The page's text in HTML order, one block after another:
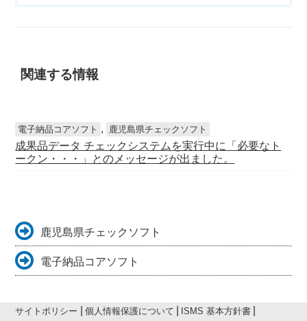
関連する情報
電子納品コアソフト , 鹿児島県チェックソフト
成果品データ チェックシステムを実行中に「必要なト
ークン・・・」とのメッセージが出ました。
鹿児島県チェックソフト
電子納品コアソフト
サイトポリシー 個人情報保護について
ISMS 基本方針書